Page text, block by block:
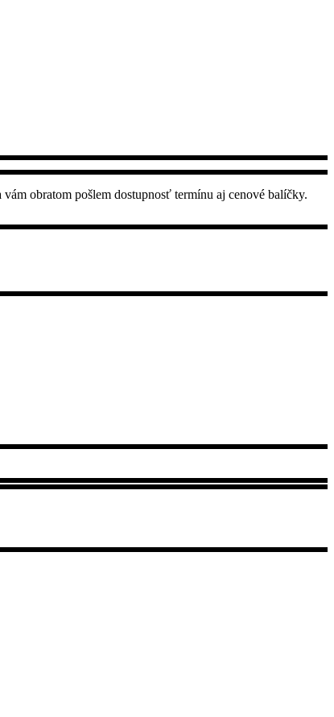
obratom pošlem dostupnosť termínu aj cenové balíčky.